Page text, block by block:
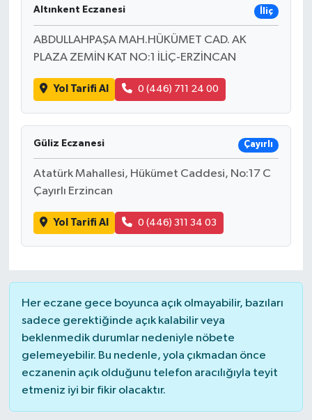
Altınkent Eczanesi İliç
ABDULLAHPAŞA MAH.HÜKÜMET CAD. AK
PLAZA ZEMİN KAT NO:1 İLİÇ-ERZİNCAN
Yol Tarifi Al 0 (446) 711 24 00
Güliz Eczanesi Çayırlı
Atatürk Mahallesi, Hükümet Caddesi, No:17 C
Çayırlı Erzincan
Yol Tarifi Al 0 (446) 311 34 03
Her eczane gece boyunca açık olmayabilir, bazıları
sadece gerektiğinde açık kalabilir veya
beklenmedik durumlar nedeniyle nöbete
gelemeyebilir. Bu nedenle, yola çıkmadan önce
eczanenin açık olduğunu telefon aracılığıyla teyit
etmeniz iyi bir fikir olacaktır.